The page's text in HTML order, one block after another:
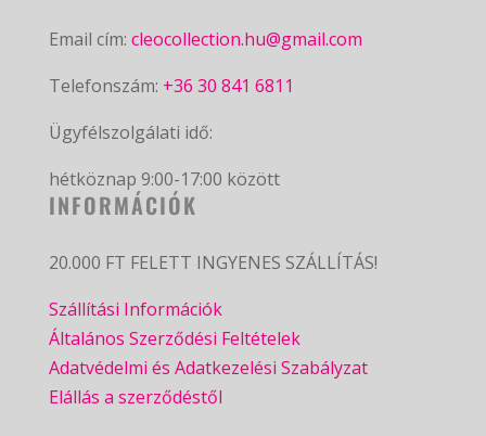
Email cím: cleocollection.hu@gmail.com
Telefonszám: +36 30 841 6811
Ügyfélszolgálati idő:
hétköznap 9:00-17:00 között
INFORMÁCIÓK
20.000 FT FELETT INGYENES SZÁLLÍTÁS!
Szállítási Információk
Általános Szerződési Feltételek
Adatvédelmi és Adatkezelési Szabályzat
Elállás a szerződéstől